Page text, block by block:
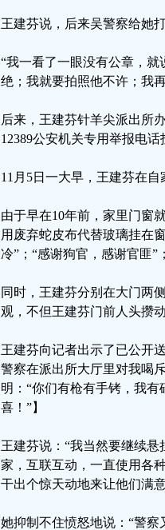
王建芬说，后来吴警察给她
“我一看了一眼没有公章，
绝；我就要拍照他不许；我
后来，王建芬针羊尖派出所
12389公安机关专用举报电
11月5日一大早，王建芬在
由于早在10年前，家里门窗
用废弃蛇皮布代替玻璃挂在
冷”；“感谢狗官，感谢官匪”
同时，王建芬分别在大门两
观，不但王建芬门前人头攒
王建芬向记者出示了已公开
警察在派出所大厅里对我喝
明：“你们有枪有手铐，我
喜！”】
王建芬说：“我当然要继续
家，互联互动，一直使用各
干出个惊天动地来让他们满
她抑制不住愤怒地说：“警